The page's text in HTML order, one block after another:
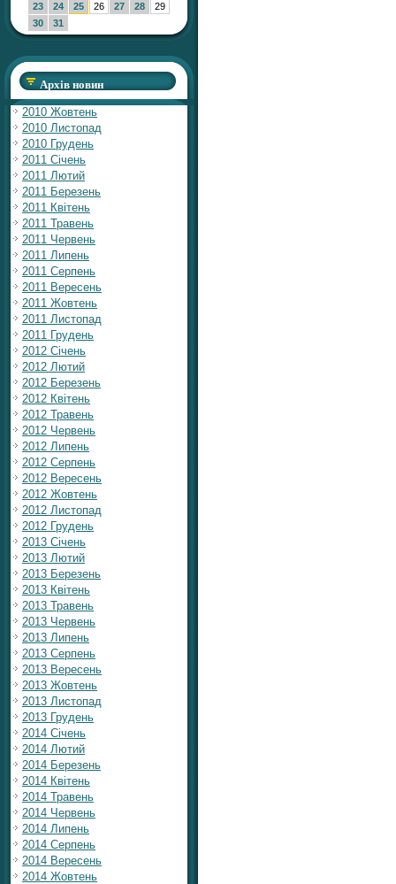
23
24 25 26 27 28
29
30
31
Архів новин
2010 Жовтень
2010 Листопад
2010 Грудень
2011 Січень
2011 Лютий
2011 Березень
2011 Квітень
2011 Травень
2011 Червень
2011 Липень
2011 Серпень
2011 Вересень
2011 Жовтень
2011 Листопад
2011 Грудень
2012 Січень
2012 Лютий
2012 Березень
2012 Квітень
2012 Травень
2012 Червень
2012 Липень
2012 Серпень
2012 Вересень
2012 Жовтень
2012 Листопад
2012 Грудень
2013 Січень
2013 Лютий
2013 Березень
2013 Квітень
2013 Травень
2013 Червень
2013 Липень
2013 Серпень
2013 Вересень
2013 Жовтень
2013 Листопад
2013 Грудень
2014 Січень
2014 Лютий
2014 Березень
2014 Квітень
2014 Травень
2014 Червень
2014 Липень
2014 Серпень
2014 Вересень
2014 Жовтень